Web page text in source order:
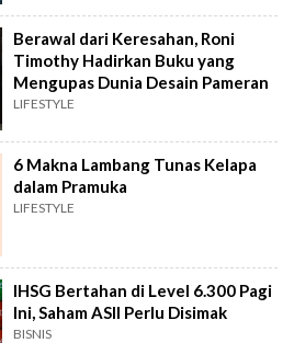
Berawal dari Keresahan, Roni
Timothy Hadirkan Buku yang
Mengupas Dunia Desain Pameran
LIFESTYLE
6 Makna Lambang Tunas Kelapa
dalam Pramuka
LIFESTYLE
IHSG Bertahan di Level 6.300 Pagi
Ini, Saham ASII Perlu Disimak
BISNIS